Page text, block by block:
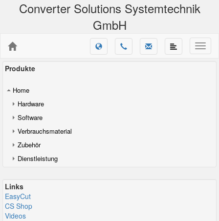
Converter Solutions Systemtechnik
GmbH
Produkte
Home
Hardware
Software
Verbrauchsmaterial
Zubehör
Dienstleistung
Links
EasyCut
CS Shop
Videos